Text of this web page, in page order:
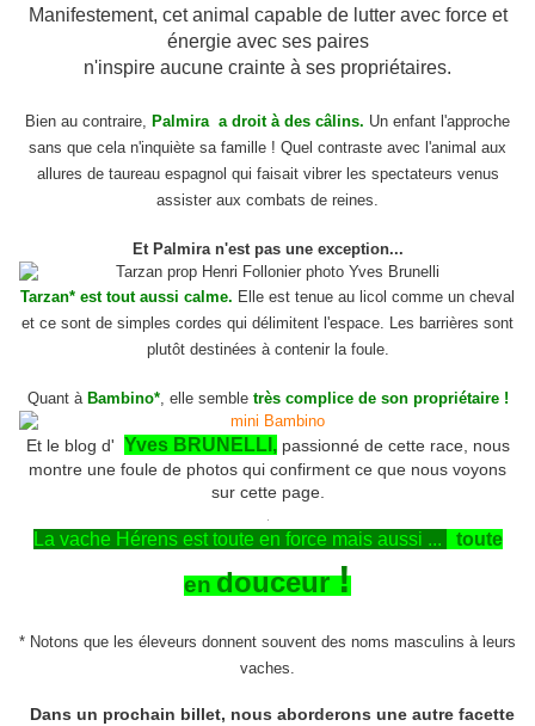
Manifestement, cet animal capable de lutter avec force et
énergie avec ses paires
n'inspire aucune crainte à ses propriétaires.
Bien au contraire, Palmira a droit à des câlins. Un enfant l'approche
sans que cela n'inquiète sa famille ! Quel contraste avec l'animal aux
allures de taureau espagnol qui faisait vibrer les spectateurs venus
assister aux combats de reines.
Et Palmira n'est pas une exception...
Tarzan* est tout aussi calme. Elle est tenue au licol comme un cheval
et ce sont de simples cordes qui délimitent l'espace. Les barrières sont
plutôt destinées à contenir la foule.
Quant à Bambino*, elle semble très complice de son propriétaire !
Et le blog d' Yves BRUNELLI,passionné de cette race, nous
montre une foule de photos qui confirment ce que nous voyons
sur cette page.
La vache Hérens est toute en force mais aussi ... toute
en douceur!
* Notons que les éleveurs donnent souvent des noms masculins à leurs
vaches.
Dans un prochain billet, nous aborderons une autre facette